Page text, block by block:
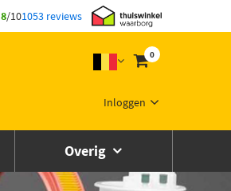
8/101053 reviews
0
Inloggen
Overig